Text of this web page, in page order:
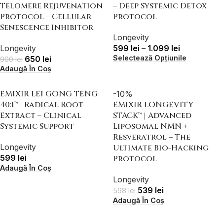
Telomere Rejuvenation
Protocol – Cellular
Senescence Inhibitor
Longevity
900lei 650 lei
Adaugă În Coș
– Deep Systemic Detox
Protocol
Longevity
599 lei – 1.099 lei
Selectează Opțiunile
EMIXIR LEI GONG TENG
40:1™ | Radical Root
Extract – Clinical
Systemic Support
Longevity
599 lei
Adaugă În Coș
-10%
EMIXIR LONGEVITY
STACK™ | Advanced
Liposomal NMN +
Resveratrol – The
Ultimate Bio-Hacking
Protocol
Longevity
598lei 539 lei
Adaugă În Coș